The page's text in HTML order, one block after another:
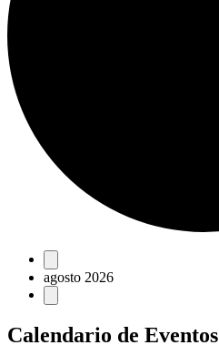
Eventos
agosto 2026
Calendario de Eventos